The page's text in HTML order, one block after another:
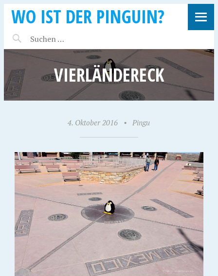
WO IST DER PINGUIN?
VIERLÄNDERECK
4. Oktober 2016 • Pingu